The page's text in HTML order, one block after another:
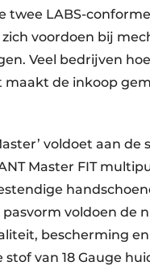
LABS-
voordoen bij
Veel bedrijven
de inkoop
voldoet aan
Master FIT
voldoen de
bescherming
van 18 Gauge